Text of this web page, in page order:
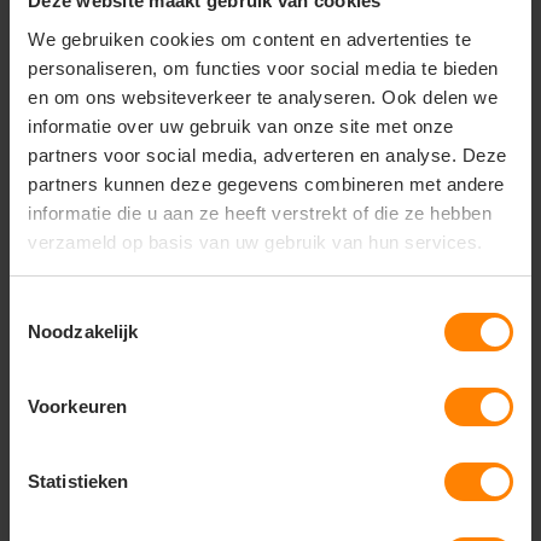
We gebruiken cookies om content en advertenties te
personaliseren, om functies voor social media te bieden
en om ons websiteverkeer te analyseren. Ook delen we
informatie over uw gebruik van onze site met onze
partners voor social media, adverteren en analyse. Deze
partners kunnen deze gegevens combineren met andere
informatie die u aan ze heeft verstrekt of die ze hebben
verzameld op basis van uw gebruik van hun services.
Noodzakelijk
Voorkeuren
Statistieken
zoals een contrastrijke sluitlijn en knoopdraad. een
effen gekleurd overhemd met een subtiele dobby-
structuur, gecombineerd met een zachte kraag en
manchetten, geeft het overhemd een slimme en
moderne uitstraling. wanneer je het overhemd in
handen krijgt, zul je meteen merken dat er meer aan
is dan het oog vangt. het is in eerste instantie
veerlicht, heeft een zijdezachte aanraking dankzij
lyocell en een ongelooflijk stretch-effect voor jouw
comfort, waardoor dit overhemd een meester in
klantenservice